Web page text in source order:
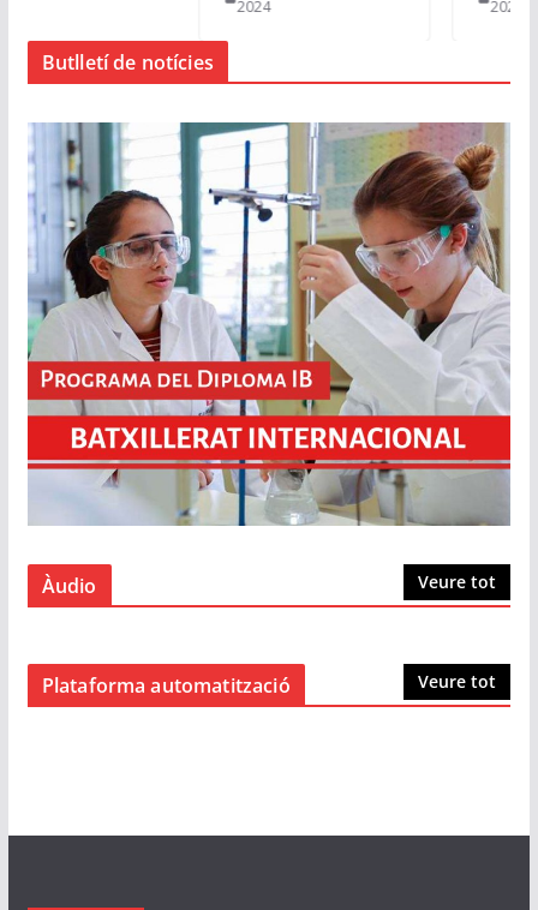
Butlletí de notícies
Àudio Veure tot
Plataforma automatització Veure tot